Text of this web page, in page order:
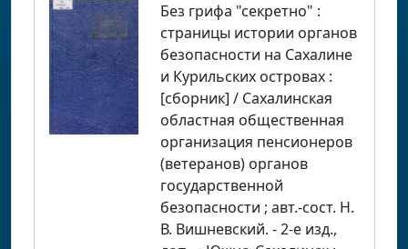
Без грифа "секретно" :
страницы истории органов
безопасности на Сахалине
и Курильских островах :
[сборник] / Сахалинская
областная общественная
организация пенсионеров
(ветеранов) органов
государственной
безопасности ; авт.-сост. Н.
В. Вишневский. - 2-е изд.,